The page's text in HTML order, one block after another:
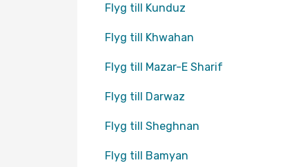
Flyg till Kunduz
Flyg till Khwahan
Flyg till Mazar-E Sharif
Flyg till Darwaz
Flyg till Sheghnan
Flyg till Bamyan